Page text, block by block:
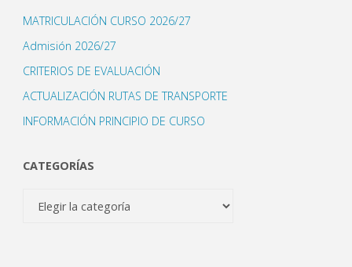
MATRICULACIÓN CURSO 2026/27
Admisión 2026/27
CRITERIOS DE EVALUACIÓN
ACTUALIZACIÓN RUTAS DE TRANSPORTE
INFORMACIÓN PRINCIPIO DE CURSO
CATEGORÍAS